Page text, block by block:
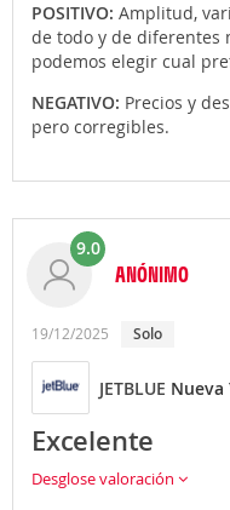
POSITIVO: Amplitud,
de todo y de diferentes
podemos elegir cual
NEGATIVO: Precios y
pero corregibles.
9.0
ANÓNIMO
19/12/2025 Solo
JETBLUE Nueva
Excelente
Desglose valoración